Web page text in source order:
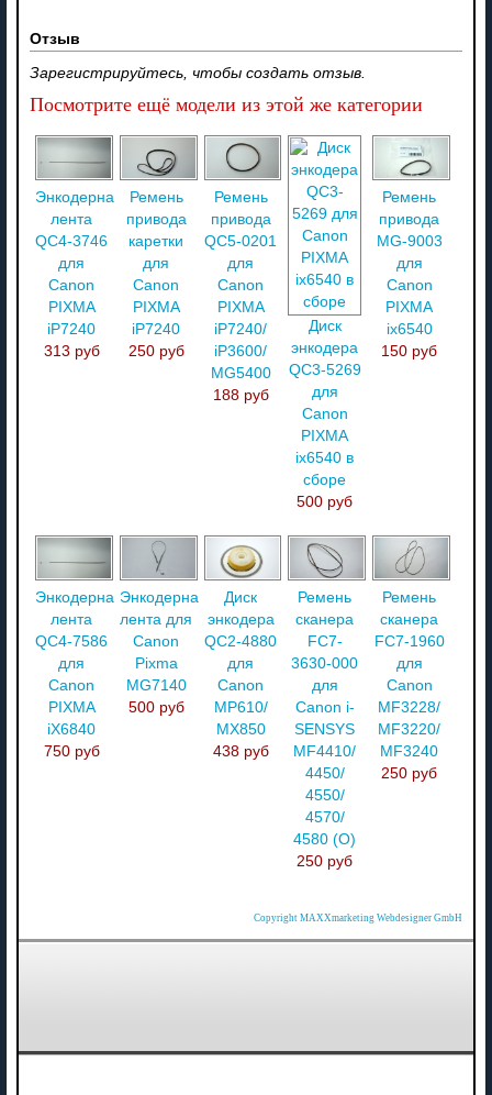
Отзыв
Зарегистрируйтесь, чтобы создать отзыв.
Посмотрите ещё модели из этой же категории
Энкодерная
лента
QC4-3746
для
Canon
PIXMA
iP7240
313 руб
Ремень
привода
каретки
для
Canon
PIXMA
iP7240
250 руб
Ремень
привода
QC5-0201
для
Canon
PIXMA
iP7240/
iP3600/
MG5400
188 руб
Диск
энкодера
QC3-5269
для
Canon
PIXMA
ix6540 в
сборе
500 руб
Ремень
привода
MG-9003
для
Canon
PIXMA
ix6540
150 руб
Энкодерная
лента
QC4-7586
для
Canon
PIXMA
iX6840
750 руб
Энкодерная
лента для
Canon
Pixma
MG7140
500 руб
Диск
энкодера
QC2-4880
для
Canon
MP610/
MX850
438 руб
Ремень
сканера
FC7-
3630-000
для
Canon i-
SENSYS
MF4410/
4450/
4550/
4570/
4580 (О)
250 руб
Ремень
сканера
FC7-1960
для
Canon
MF3228/
MF3220/
MF3240
250 руб
Copyright MAXXmarketing Webdesigner GmbH